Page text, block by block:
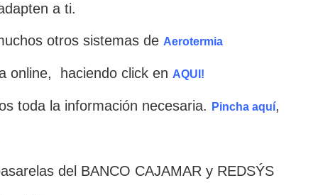
a ti.
otros sistemas de Aerotermia
online, haciendo click en AQUI!
toda la información necesaria. Pincha aquí,
del BANCO CAJAMAR y REDSÝS